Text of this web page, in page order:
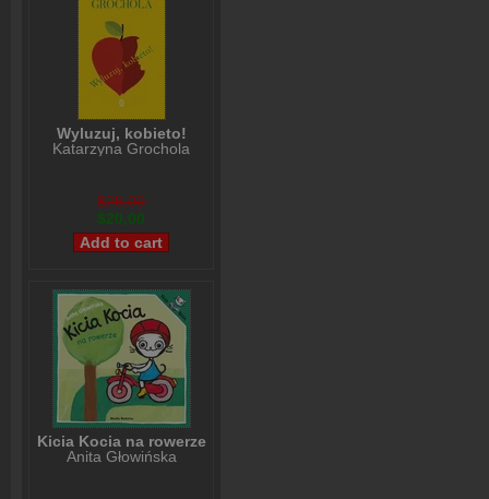
Wyluzuj, kobieto!
Katarzyna Grochola
$25,00
$20,00
Kicia Kocia na rowerze
Anita Głowińska